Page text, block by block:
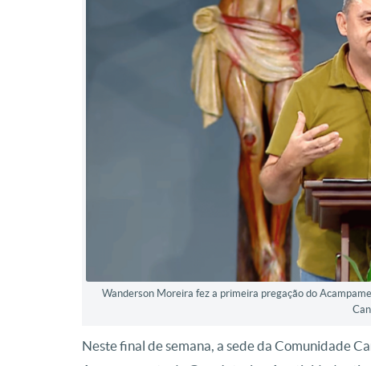
Wanderson Moreira fez a primeira pregação do
Neste final de semana, a sede da Comunidade